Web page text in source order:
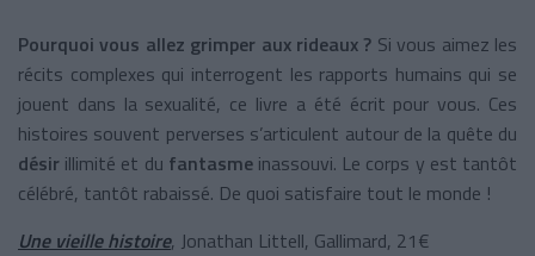
Pourquoi vous allez grimper aux rideaux ? Si vous aimez les
récits complexes qui interrogent les rapports humains qui se
jouent dans la sexualité, ce livre a été écrit pour vous. Ces
histoires souvent perverses s’articulent autour de la quête du
désir illimité et du fantasmeinassouvi. Le corps y est tantôt
célébré, tantôt rabaissé. De quoi satisfaire tout le monde !
Une vieille histoire, Jonathan Littell, Gallimard, 21€